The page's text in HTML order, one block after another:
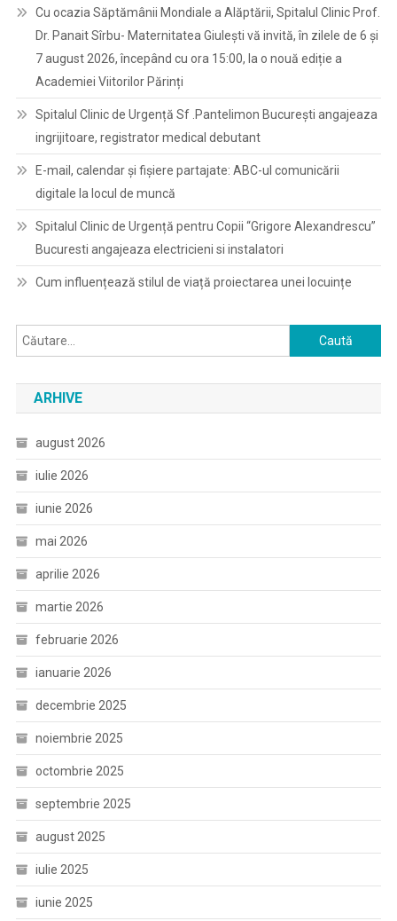
Cu ocazia Săptămânii Mondiale a Alăptării, Spitalul Clinic Prof.
Dr. Panait Sîrbu- Maternitatea Giulești vă invită, în zilele de 6 și
7 august 2026, începând cu ora 15:00, la o nouă ediție a
Academiei Viitorilor Părinți
Spitalul Clinic de Urgență Sf .Pantelimon București angajeaza
ingrijitoare, registrator medical debutant
E-mail, calendar şi fişiere partajate: ABC-ul comunicării
digitale la locul de muncă
Spitalul Clinic de Urgență pentru Copii “Grigore Alexandrescu”
Bucuresti angajeaza electricieni si instalatori
Cum influențează stilul de viață proiectarea unei locuințe
Caută
după:
ARHIVE
august 2026
iulie 2026
iunie 2026
mai 2026
aprilie 2026
martie 2026
februarie 2026
ianuarie 2026
decembrie 2025
noiembrie 2025
octombrie 2025
septembrie 2025
august 2025
iulie 2025
iunie 2025